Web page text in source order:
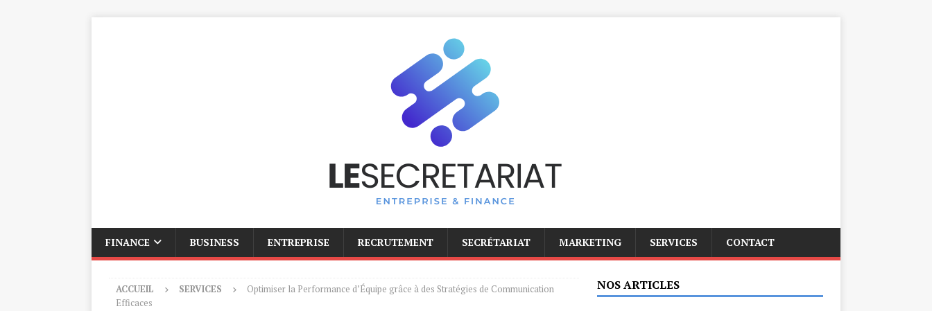
FINANCE BUSINESS ENTREPRISE RECRUTEMENT SECRÉTARIAT MARKETING SERVICES CONTACT
ACCUEIL SERVICES
Optimiser la Performance d’Équipe grâce à des Stratégies de Communication
Efficaces
NOS ARTICLES